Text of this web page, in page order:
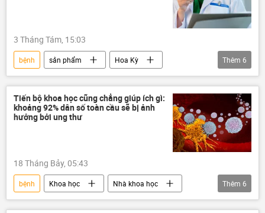
3 Tháng Tám, 15:03
bệnh sản phẩm
Hoa Kỳ
Nhà khoa học
thực phẩm
điều tra
Thế giới
Quan điểm-Ý kiến
chuyên gia
Thêm 6
Tiến bộ khoa học cũng chẳng giúp ích gì:
khoảng 92% dân số toàn cầu sẽ bị ảnh
hưởng bởi ung thư
18 Tháng Bảy, 05:43
bệnh Khoa học
Nhà khoa học
ung thư
Thế giới
y tế
Thêm 6